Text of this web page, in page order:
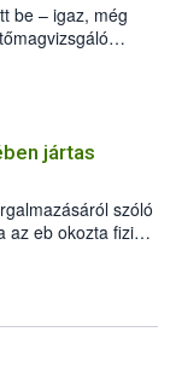
be – igaz, még
Győző által
jártas
szóló
eb okozta fizikai
felmerülő
tartását és annak
jártas szakértőt.